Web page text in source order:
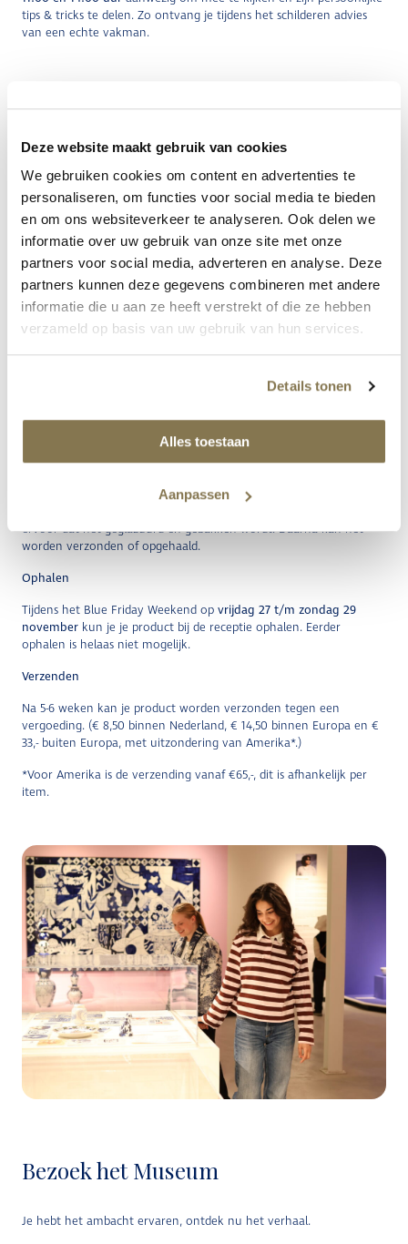
Deze website maakt gebruik van cookies
We gebruiken cookies om content en advertenties te
personaliseren, om functies voor social media te bieden
en om ons websiteverkeer te analyseren. Ook delen we
informatie over uw gebruik van onze site met onze
partners voor social media, adverteren en analyse. Deze
partners kunnen deze gegevens combineren met andere
informatie die u aan ze heeft verstrekt of die ze hebben
verzameld op basis van uw gebruik van hun services.
Details tonen
Alles toestaan
Aanpassen
tips & tricks te delen. Zo ontvang je tijdens het schilderen advies
van een echte vakman.
Klaar met schilderen? We kunnen verzenden of je kunt het
ervoor dat het geglazuurd en gebakken wordt. Daarna kan het
worden verzonden of opgehaald.
Ophalen
Tijdens het Blue Friday Weekend op vrijdag 27 t/m zondag 29
november kun je je product bij de receptie ophalen. Eerder
ophalen is helaas niet mogelijk.
Verzenden
Na 5-6 weken kan je product worden verzonden tegen een
vergoeding. (€ 8,50 binnen Nederland, € 14,50 binnen Europa en €
33,- buiten Europa, met uitzondering van Amerika*.)
*Voor Amerika is de verzending vanaf €65,-, dit is afhankelijk per
item.
Bezoek het Museum
Je hebt het ambacht ervaren, ontdek nu het verhaal.